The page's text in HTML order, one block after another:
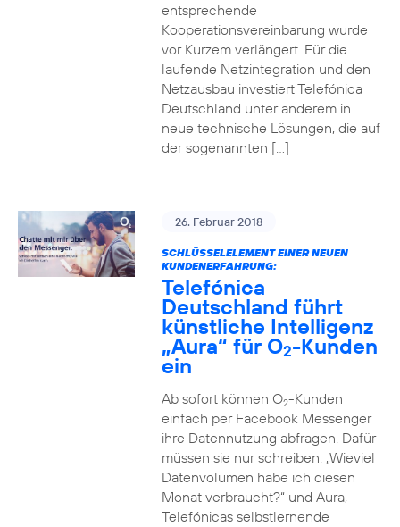
entsprechende
Kooperationsvereinbarung wurde
vor Kurzem verlängert. Für die
laufende Netzintegration und den
Netzausbau investiert Telefónica
Deutschland unter anderem in
neue technische Lösungen, die auf
der sogenannten […]
26. Februar 2018
SCHLÜSSELELEMENT EINER NEUEN
KUNDENERFAHRUNG:
Telefónica
Deutschland führt
künstliche Intelligenz
„Aura“ für O2-Kunden
ein
Ab sofort können O2-Kunden
einfach per Facebook Messenger
ihre Datennutzung abfragen. Dafür
müssen sie nur schreiben: „Wieviel
Datenvolumen habe ich diesen
Monat verbraucht?“ und Aura,
Telefónicas selbstlernende